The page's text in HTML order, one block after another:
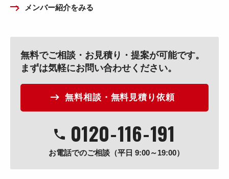
メンバー紹介をみる
無料でご相談・お見積り・提案が可能です。
まずは気軽にお問い合わせください。
無料相談・無料見積り依頼
0120-116-191
お電話でのご相談（平日 9:00～19:00）